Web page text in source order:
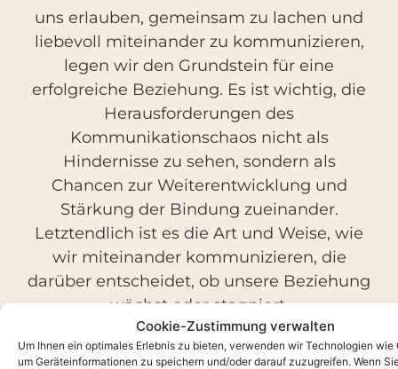
Cookie-Zustimmung verwalten
Um Ihnen ein optimales Erlebnis zu bieten, verwenden wir Technologien wie
um Geräteinformationen zu speichern und/oder darauf zuzugreifen. Wenn
uns erlauben, gemeinsam zu lachen und
liebevoll miteinander zu kommunizieren,
legen wir den Grundstein für eine
erfolgreiche Beziehung. Es ist wichtig, die
Herausforderungen des
Kommunikationschaos nicht als
Hindernisse zu sehen, sondern als
Chancen zur Weiterentwicklung und
Stärkung der Bindung zueinander.
Letztendlich ist es die Art und Weise, wie
wir miteinander kommunizieren, die
darüber entscheidet, ob unsere Beziehung
wächst oder stagniert.